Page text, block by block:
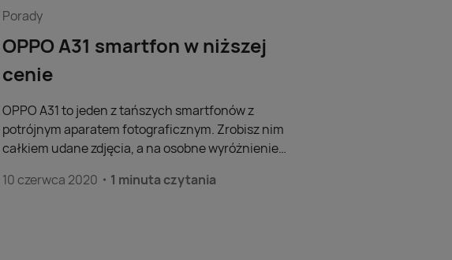
Porady
OPPO A31 smartfon w niższej
cenie
OPPO A31 to jeden z tańszych smartfonów z
potrójnym aparatem fotograficznym. Zrobisz nim
całkiem udane zdjęcia, a na osobne wyróżnienie
wrażenie robi także tryb HDR, który akurat w
10 czerwca 2020 1 minuta czytania